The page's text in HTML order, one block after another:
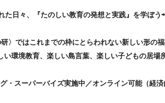
た日々、『たのしい教育の発想と実践』を学ぼう⇨
研〉ではこれまでの枠にとらわれない新しい形の
い環境教育、楽しい島言葉、楽しい子どもの居場
・スーパーバイズ実施中／オンライン可能（経